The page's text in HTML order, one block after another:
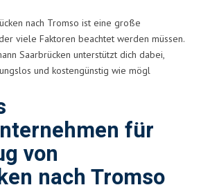
nach Tromso ist eine große
viele Faktoren beachtet werden müssen.
Saarbrücken unterstützt dich dabei,
und kostengünstig wie mögl
für
von
nach Tromso